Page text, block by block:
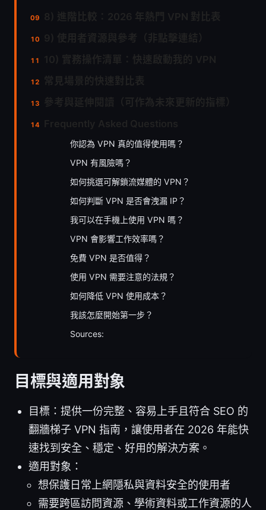
你認為 VPN 真的值得使用嗎？
VPN 有風險嗎？
如何挑選可解鎖流媒體的 VPN？
如何判斷 VPN 是否會洩漏 IP？
我可以在手機上使用 VPN 嗎？
VPN 會影響工作效率嗎？
免費 VPN 是否值得？
使用 VPN 需要注意的法規？
如何降低 VPN 使用成本？
我該怎麼開始第一步？
Sources:
目標與適用對象
目標：提供一份完整、容易上手且符合 SEO 的
翻牆梯子 VPN 指南，讓使用者在 2026 年能快
速找到安全、穩定、好用的解決方案。
適用對象：
想保護日常上網隱私與資料安全的使用者
需要跨區訪問資源、學術資料或工作資源的人